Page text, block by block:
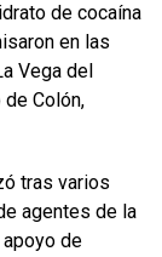
de cocaína
en las
Vega del
Colón,
tras varios
agentes de la
de